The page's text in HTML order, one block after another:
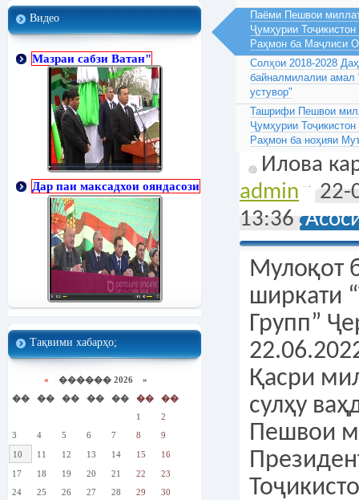
Видео
Мазраи сабзи Ватан"
Дар паи максадхои ояндасози
Тақвими хабарҳо;
« ������ 2026 »
��
�� �� �� �� ��
��
1
2
3
4 5 6 7 8
9
10
11 12 13 14 15
16
17
18 19 20 21 22
23
24
25 26 27 28 29
30
Паёми Пешвои
Ҷумҳурии
Раҳмон ба Маҷлиси
Солҳои 2018-2028
байналмилалии
устувор"
Ташрифи Пешвои
Ҷумҳурии
Раҳмон ба ноҳияи
Илова
admin
22-
13:36
Мулоқот
ширкати
Групп”
Қасри
сулҳу
Пешвои